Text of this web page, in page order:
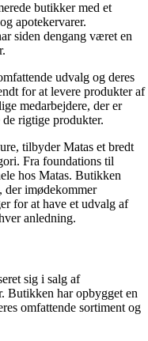
butikker med et
apotekervarer.
siden dengang været en
udvalg og deres
for at levere produkter af
medarbejdere, der er
rigtige produkter.
tilbyder Matas et bredt
Fra foundations til
hos Matas. Butikken
der imødekommer
for at have et udvalg af
anledning.
sig i salg af
Butikken har opbygget en
omfattende sortiment og